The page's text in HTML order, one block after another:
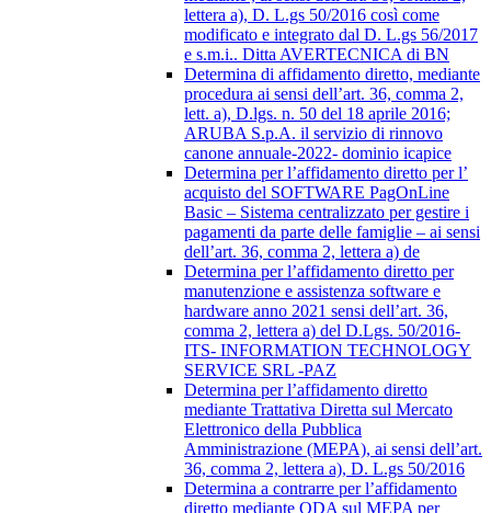
lettera a), D. L.gs 50/2016 così come
modificato e integrato dal D. L.gs 56/2017
e s.m.i.. Ditta AVERTECNICA di BN
Determina di affidamento diretto, mediante
procedura ai sensi dell’art. 36, comma 2,
lett. a), D.lgs. n. 50 del 18 aprile 2016;
ARUBA S.p.A. il servizio di rinnovo
canone annuale-2022- dominio icapice
Determina per l’affidamento diretto per l’
acquisto del SOFTWARE PagOnLine
Basic – Sistema centralizzato per gestire i
pagamenti da parte delle famiglie – ai sensi
dell’art. 36, comma 2, lettera a) de
Determina per l’affidamento diretto per
manutenzione e assistenza software e
hardware anno 2021 sensi dell’art. 36,
comma 2, lettera a) del D.Lgs. 50/2016-
ITS- INFORMATION TECHNOLOGY
SERVICE SRL -PAZ
Determina per l’affidamento diretto
mediante Trattativa Diretta sul Mercato
Elettronico della Pubblica
Amministrazione (MEPA), ai sensi dell’art.
36, comma 2, lettera a), D. L.gs 50/2016
Determina a contrarre per l’affidamento
diretto mediante ODA sul MEPA per